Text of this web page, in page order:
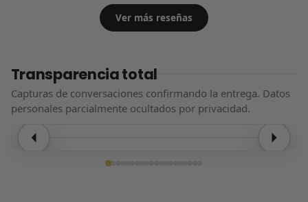
Ver más reseñas
Transparencia total
Capturas de conversaciones confirmando la entrega. Datos
personales parcialmente ocultados por privacidad.